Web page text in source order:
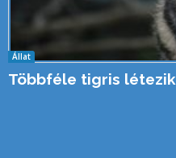
Állat
Többféle tigris